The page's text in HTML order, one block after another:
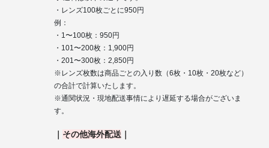
・レンズ100枚ごとに950円
例：
・1〜100枚：950円
・101〜200枚：1,900円
・201〜300枚：2,850円
※レンズ枚数は商品ごとの入り数（6枚・10枚・20枚など）
の合計で計算いたします。
※通関状況・現地配送事情により遅延する場合がございま
す。
｜ その他海外配送 ｜